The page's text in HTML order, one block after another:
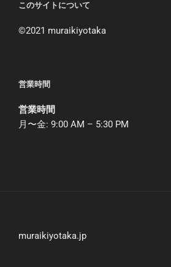
このサイトについて
©︎2021 muraikiyotaka
営業時間
営業時間
月〜金: 9:00 AM – 5:30 PM
muraikiyotaka.jp